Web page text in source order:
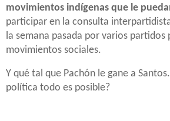
movimientos indígenas que le
participar en la consulta
la semana pasada por varios partidos
movimientos sociales.
Y qué tal que Pachón le gane a
política todo es posible?